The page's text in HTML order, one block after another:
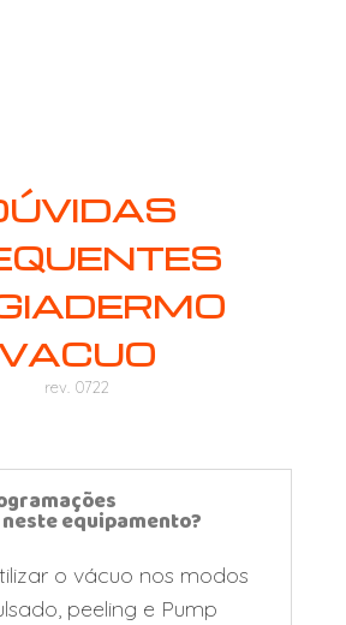
rev. 0722
equipamento?
o vácuo nos modos
peeling e Pump